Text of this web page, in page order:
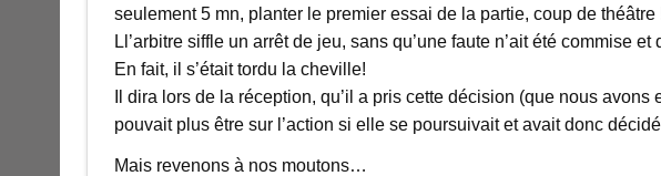
seulement 5 mn, planter le premier essai de la partie, coup de théâtre
Ll’arbitre siffle un arrêt de jeu, sans qu’une faute n’ait été commise
En fait, il s’était tordu la cheville!
Il dira lors de la réception, qu’il a pris cette décision (que nous
pouvait plus être sur l’action si elle se poursuivait et avait donc
Mais revenons à nos moutons…